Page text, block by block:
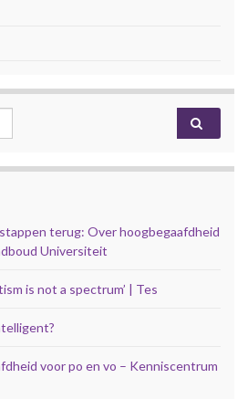
terug: Over hoogbegaafdheid
Universiteit
is not a spectrum’ | Tes
voor po en vo – Kenniscentrum